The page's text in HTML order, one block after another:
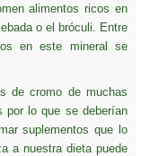
alimentos ricos en
o el bróculi. Entre
en este mineral se
de cromo de muchas
por lo que se deberían
suplementos que lo
a nuestra dieta puede